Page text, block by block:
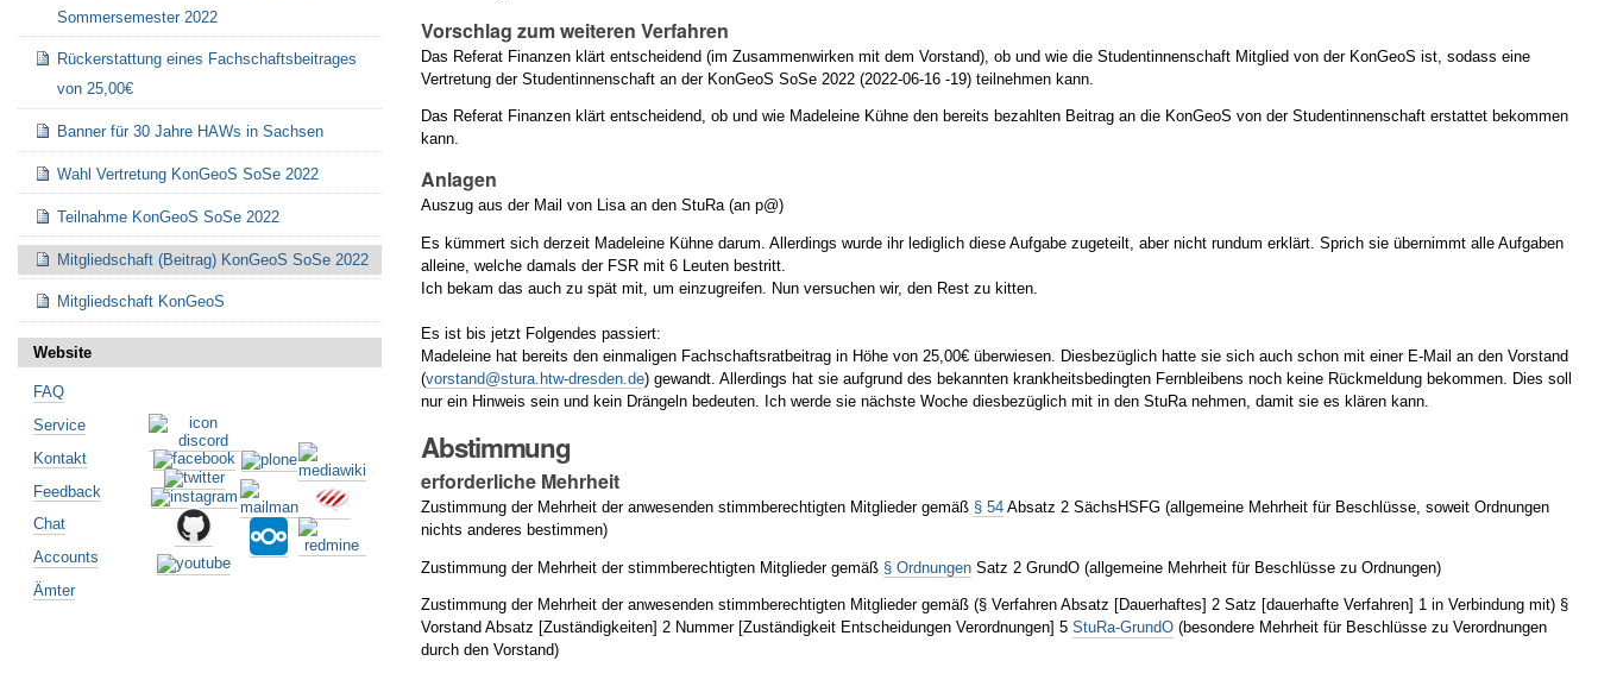
Vorschlag zum weiteren Verfahren
Das Referat Finanzen klärt entscheidend (im Zusammenwirken mit dem Vorstand), ob und wie die Studentinnenschaft Mitglied von der KonGeoS ist, sodass eine
Vertretung der Studentinnenschaft an der KonGeoS SoSe 2022 (2022-06-16 -19) teilnehmen kann.
Das Referat Finanzen klärt entscheidend, ob und wie Madeleine Kühne den bereits bezahlten Beitrag an die KonGeoS von der Studentinnenschaft erstattet bekommen
kann.
Anlagen
Auszug aus der Mail von Lisa an den StuRa (an p@)
Es kümmert sich derzeit Madeleine Kühne darum. Allerdings wurde ihr lediglich diese Aufgabe zugeteilt, aber nicht rundum erklärt. Sprich sie übernimmt alle Aufgaben
alleine, welche damals der FSR mit 6 Leuten bestritt.
Ich bekam das auch zu spät mit, um einzugreifen. Nun versuchen wir, den Rest zu kitten.
Es ist bis jetzt Folgendes passiert:
Madeleine hat bereits den einmaligen Fachschaftsratbeitrag in Höhe von 25,00€ überwiesen. Diesbezüglich hatte sie sich auch schon mit einer E-Mail an den Vorstand
(vorstand@stura.htw-dresden.de) gewandt. Allerdings hat sie aufgrund des bekannten krankheitsbedingten Fernbleibens noch keine Rückmeldung bekommen. Dies soll
nur ein Hinweis sein und kein Drängeln bedeuten. Ich werde sie nächste Woche diesbezüglich mit in den StuRa nehmen, damit sie es klären kann.
Abstimmung
erforderliche Mehrheit
Zustimmung der Mehrheit der anwesenden stimmberechtigten Mitglieder gemäß § 54 Absatz 2 SächsHSFG (allgemeine Mehrheit für Beschlüsse, soweit Ordnungen
nichts anderes bestimmen)
Zustimmung der Mehrheit der stimmberechtigten Mitglieder gemäß § Ordnungen Satz 2 GrundO (allgemeine Mehrheit für Beschlüsse zu Ordnungen)
Zustimmung der Mehrheit der anwesenden stimmberechtigten Mitglieder gemäß (§ Verfahren Absatz [Dauerhaftes] 2 Satz [dauerhafte Verfahren] 1 in Verbindung mit) §
Vorstand Absatz [Zuständigkeiten] 2 Nummer [Zuständigkeit Entscheidungen Verordnungen] 5StuRa-GrundO (besondere Mehrheit für Beschlüsse zu Verordnungen
durch den Vorstand)
Sommersemester 2022
Rückerstattung eines Fachschaftsbeitrages
von 25,00€
Banner für 30 Jahre HAWs in Sachsen
Wahl Vertretung KonGeoS SoSe 2022
Teilnahme KonGeoS SoSe 2022
Mitgliedschaft (Beitrag) KonGeoS SoSe 2022
Mitgliedschaft KonGeoS
Website
FAQ
Service
Kontakt
Feedback
Chat
Accounts
Ämter